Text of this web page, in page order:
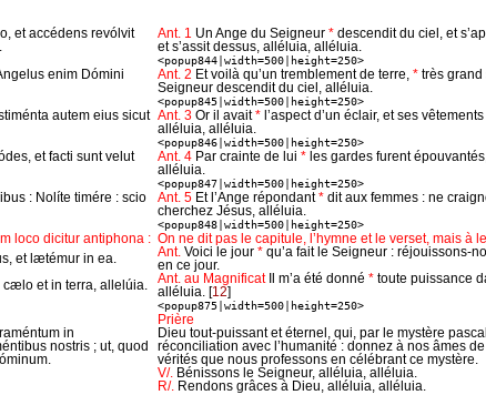
et accédens revólvit
Ant. 1 Un Ange du Seigneur * descendit du ciel, et
et s’assit dessus, alléluia, alléluia.
<popup844|width=500|height=250>
enim Dómini
Ant. 2 Et voilà qu’un tremblement de terre, * très grand
Seigneur descendit du ciel, alléluia.
<popup845|width=500|height=250>
autem eius sicut Ant. 3 Or il avait* l’aspect d’un éclair, et ses
alléluia, alléluia.
<popup846|width=500|height=250>
et facti sunt velut
Ant. 4 Par crainte de lui * les gardes furent
alléluia.
<popup847|width=500|height=250>
: Nolíte timére : scio
Ant. 5 Et l’Ange répondant* dit aux femmes : ne
cherchez Jésus, alléluia.
<popup848|width=500|height=250>
loco dicitur antiphona : On ne dit pas le capitule, l’hymne et le verset, mais à
et lætémur in ea. Ant. Voici le jour * qu’a fait le Seigneur : réjouissons-
en ce jour.
cælo et in terra, allelúia. Ant. au Magnificat Il m’a été donné * toute puissance
alléluia. [12]
<popup875|width=500|height=250>
Prière
in
nostris ; ut, quod
Dieu tout-puissant et éternel, qui, par le mystère
réconciliation avec l’humanité : donnez à nos âmes
vérités que nous professons en célébrant ce mystère.
V/. Bénissons le Seigneur, alléluia, alléluia.
R/. Rendons grâces à Dieu, alléluia, alléluia.